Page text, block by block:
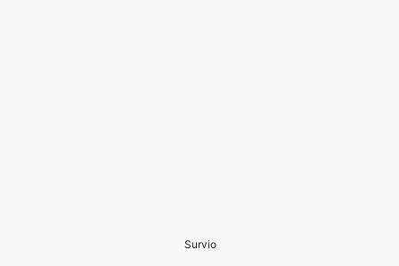
Survio